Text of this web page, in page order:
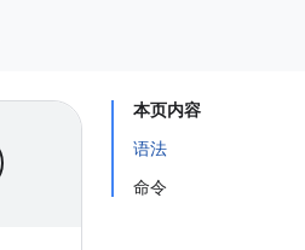
本页内容
语法
命令